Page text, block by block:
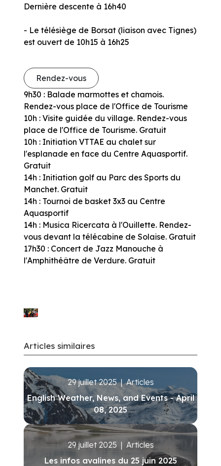
Dernière descente à 16h40
- Le télésiège de Borsat (liaison avec Tignes)
est ouvert de 10h15 à 16h25
Rendez-vous
9h30 : Balade marmottes et chamois.
Rendez-vous place de l'Office de Tourisme
10h : Visite guidée du village. Rendez-vous
place de l'Office de Tourisme. Gratuit
10h : Initiation VTTAE au chalet sur
l'esplanade en face du Centre Aquasportif.
Gratuit
14h : Initiation golf au Parc des Sports du
Manchet. Gratuit
14h : Tournoi de basket 3x3 au Centre
Aquasportif
14h : Musica Ricercata à l'Ouillette. Rendez-
vous devant la télécabine de Solaise. Gratuit
17h30 : Concert de Jazz Manouche à
l'Amphithéâtre de Verdure. Gratuit
Articles similaires
29 juillet 2025 | Articles
English Weather, News, and Events - April
08, 2025
29 juillet 2025 | Articles
Les infos avalines du 25 juin 2025